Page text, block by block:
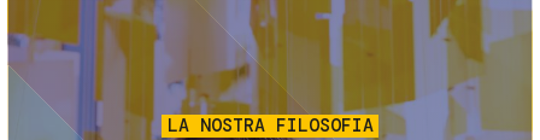
Immagine
LA NOSTRA FILOSOFIA